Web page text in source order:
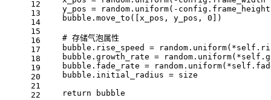
12
13
14
15
16
17
18
19
20
21
22
y_pos = random.uniform(-
    bubble.move_to([x_pos, y_pos, 0])
    # 存储气泡属性
bubble.rise_speed =
bubble.growth_rate =
bubble.fade_rate =
    bubble.initial_radius = size
    return bubble